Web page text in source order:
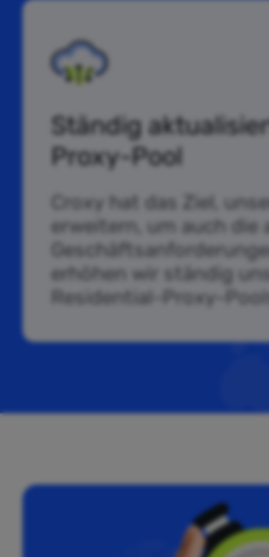
Ständig
Proxy-Pool
Croxy hat das Ziel,
erweitern, um auch die
erhöhen wir ständig
Residential-Proxy-